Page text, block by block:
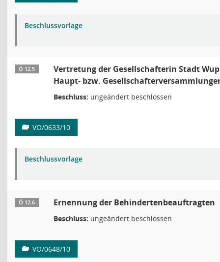
Beschlussvorlage
Ö 12.5
Vertretung der Gesellschafterin Stadt
Haupt- bzw.
Beschluss: ungeändert beschlossen
VO/0633/10
Beschlussvorlage
Ö 12.6 Ernennung der Behindertenbeauftragten
Beschluss: ungeändert beschlossen
VO/0648/10